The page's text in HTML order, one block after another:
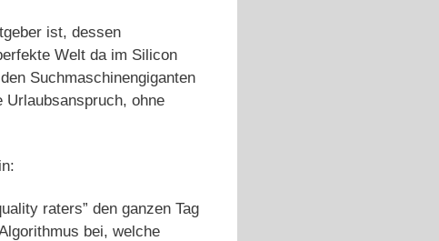
ist, dessen
Welt da im Silicon
Suchmaschinengiganten
Urlaubsanspruch, ohne
raters” den ganzen Tag
bei, welche